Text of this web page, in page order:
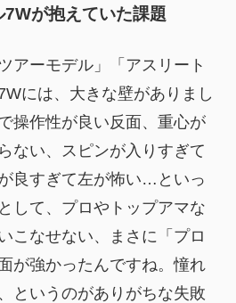
が抱えていた課題
アーモデル」「アスリート
には、大きな壁がありまし
操作性が良い反面、重心が
ない、スピンが入りすぎて
良すぎて左が怖い…といっ
して、プロやトップアマな
こなせない、まさに「プロ
が強かったんですね。憧れ
というのがありがちな失敗